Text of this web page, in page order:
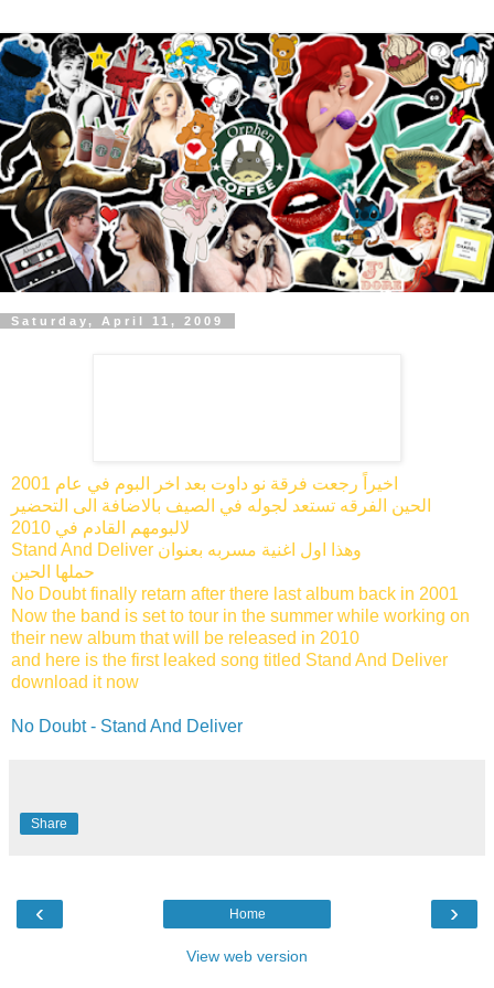
Saturday, April 11, 2009
اخيراً رجعت فرقة نو داوت بعد اخر البوم في عام 2001
الحين الفرقه تستعد لجوله في الصيف بالاضافة الى التحضير
لالبومهم القادم في 2010
Stand And Deliver وهذا اول اغنية مسربه بعنوان
حملها الحين
No Doubt finally retarn after there last album back in 2001
Now the band is set to tour in the summer while working on
their new album that will be released in 2010
and here is the first leaked song titled Stand And Deliver
download it now
No Doubt - Stand And Deliver
Share
‹ ›
Home
View web version